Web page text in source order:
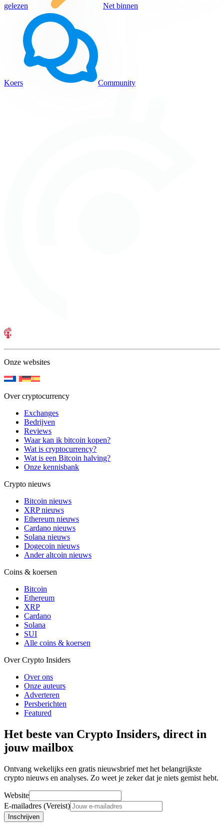
gelezen Net binnen
Koers Community
Onze websites
Over cryptocurrency
Exchanges
Bedrijven
Reviews
Waar kan ik bitcoin kopen?
Wat is cryptocurrency?
Wat is een Bitcoin halving?
Onze kennisbank
Crypto nieuws
Bitcoin nieuws
XRP nieuws
Ethereum nieuws
Cardano nieuws
Solana nieuws
Dogecoin nieuws
Ander altcoin nieuws
Coins & koersen
Bitcoin
Ethereum
XRP
Cardano
Solana
SUI
Alle coins & koersen
Over Crypto Insiders
Over ons
Onze auteurs
Adverteren
Persberichten
Featured
Het beste van Crypto Insiders, direct in
jouw mailbox
Ontvang wekelijks een gratis nieuwsbrief met het belangrijkste
crypto nieuws en analyses. Zo weet je zeker dat je niets gemist hebt.
Website
E-mailadres (Vereist)
Inschrijven